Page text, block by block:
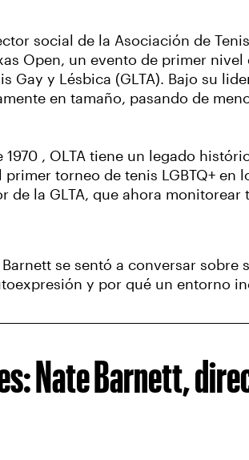
social de la Asociación de
Open, un evento de primer
Gay y Lésbica (GLTA). Bajo su
en tamaño, pasando de
1970 , OLTA tiene un legado
primer torneo de tenis LGBTQ+ en
la GLTA, que ahora monitorear
se sentó a conversar
y por qué un entorno
Nate Barnett,